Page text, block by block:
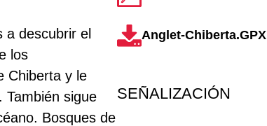
a descubrir el
los
Chiberta y le
También sigue
Bosques de
Anglet-Chiberta.GPX
SEÑALIZACIÓN